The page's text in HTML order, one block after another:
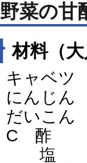
野菜の甘
材料（大
キャベ
にんじ
だいこ
C 酢
塩 小